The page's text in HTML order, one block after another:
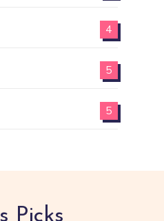
4
5
5
Picks